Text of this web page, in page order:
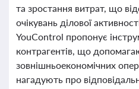
та зростання витрат, що
очікувань ділової
YouControl пропонує
контрагентів, що
зовнішньоекономічних
нагадують про